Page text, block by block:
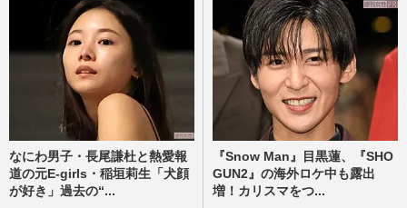
なにわ男子・長尾謙杜と熱愛報
道の元E-girls・稲垣莉生「犬顔
が好き」過去の“...
『Snow Man』目黒蓮、『SHO
GUN2』の海外ロケ中も露出
増！カリスマをつ...